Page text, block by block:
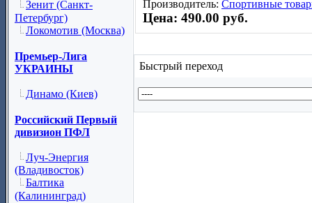
Зенит (Санкт-
Петербург)
Локомотив (Москва)
Премьер-Лига
УКРАИНЫ
Динамо (Киев)
Российский Первый
дивизион ПФЛ
Луч-Энергия
(Владивосток)
Балтика
(Калининград)
Производитель: Спортивные
Цена: 490.00 руб.
Быстрый переход